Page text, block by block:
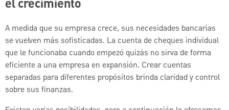
el crecimiento
A medida que su empresa crece, sus necesidades bancarias
se vuelven más sofisticadas. La cuenta de cheques individual
que le funcionaba cuando empezó quizás no sirva de forma
eficiente a una empresa en expansión. Crear cuentas
separadas para diferentes propósitos brinda claridad y control
sobre sus finanzas.